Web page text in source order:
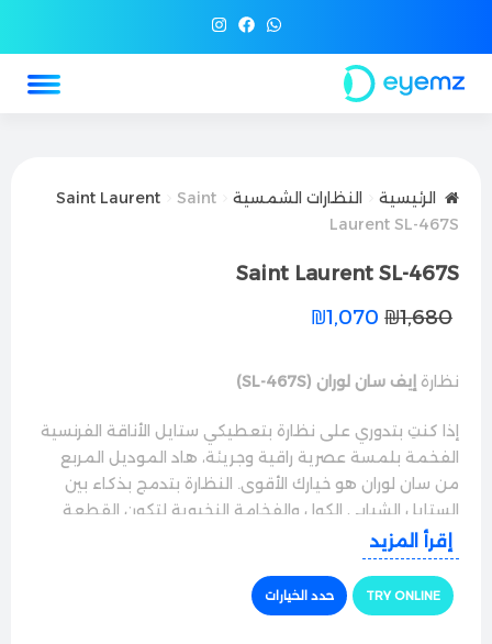
الرئيسية النظارات الشمسية Saint Laurent
Saint
Laurent SL-467S
Saint Laurent SL-467S
₪1,680
₪1,070
نظارة إيف سان لوران (SL-467S)
إذا كنتِ بتدوري على نظارة بتعطيكي ستايل الأناقة الفرنسية
الفخمة بلمسة عصرية راقية وجريئة، هاد الموديل المربع
من سان لوران هو خيارك الأقوى. النظارة بتدمج بذكاء بين
الستايل الشبابي الكول والفخامة النخبوية لتكون القطعة
الأساسية اللي بتكمل كشختك وبتلفت الأنظار في كل جمعة
ومشوار.
الجودة والراحة
إقرأ المزيد
TRY ONLINE حدد الخيارات